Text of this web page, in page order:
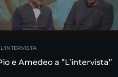
L'INTERVISTA
e Amedeo a ”L’intervista”